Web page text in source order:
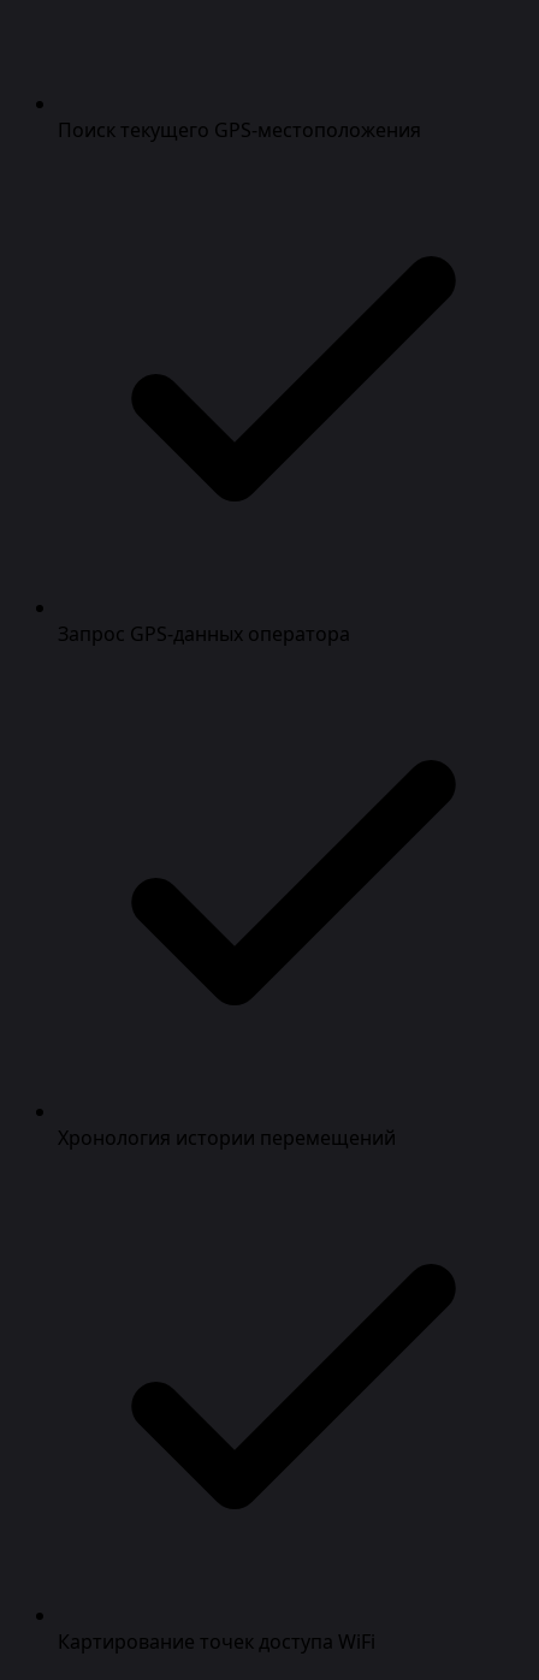
Поиск текущего GPS-местоположения
Запрос GPS-данных оператора
Хронология истории перемещений
Картирование точек доступа WiFi